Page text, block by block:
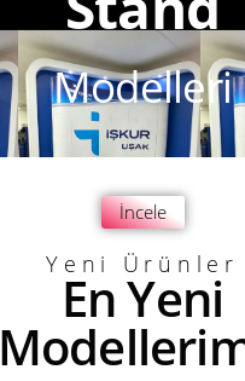
Modelleri
İncele
Yeni Ürünler
En Yeni